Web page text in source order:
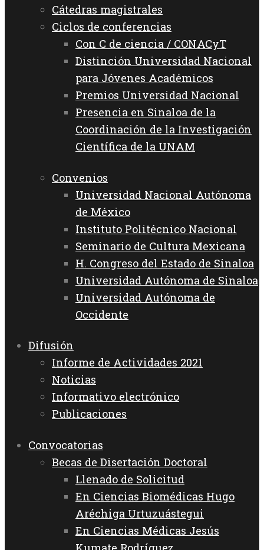
Cátedras magistrales
Ciclos de conferencias
Con C de ciencia / CONACyT
Distinción Universidad Nacional
para Jóvenes Académicos
Premios Universidad Nacional
Presencia en Sinaloa de la
Coordinación de la Investigación
Científica de la UNAM
Convenios
Universidad Nacional Autónoma
de México
Instituto Politécnico Nacional
Seminario de Cultura Mexicana
H. Congreso del Estado de Sinaloa
Universidad Autónoma de Sinaloa
Universidad Autónoma de
Occidente
Difusión
Informe de Actividades 2021
Noticias
Informativo electrónico
Publicaciones
Convocatorias
Becas de Disertación Doctoral
Llenado de Solicitud
En Ciencias Biomédicas Hugo
Aréchiga Urtuzuástegui
En Ciencias Médicas Jesús